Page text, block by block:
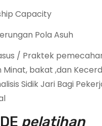
Capacity
Pola Asuh
/ Praktek
Minat, bakat ,dan
Sidik Jari Bagi
pelatihan